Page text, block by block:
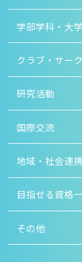
学部学科・大
クラブ・サー
研究活動
国際交流
地域・社会連携
目指せる資格
その他